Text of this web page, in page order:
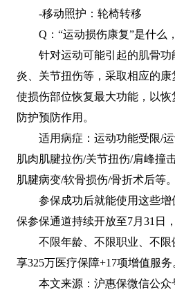
-移动照护：轮椅转移
Q：“运动损伤康复”是什么
针对运动可能引起的肌骨
炎、关节扭伤等，采取相应的康
使损伤部位恢复最大功能，以恢
防护预防作用。
适用病症：运动功能受限/
肌肉肌腱拉伤/关节扭伤/肩峰撞
肌腱病变/软骨损伤/骨折术后等。
参保成功后就能使用这些增
保参保通道持续开放至7月31日，
不限年龄、不限职业、不限
享325万医疗保障+17项增值服务
本文来源：沪惠保微信公众